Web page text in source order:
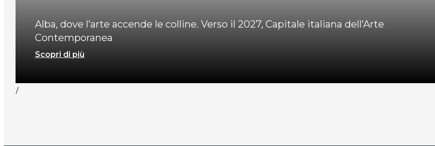
Alba, dove l’arte accende le colline. Verso il 2027, Capitale italiana dell’Arte
Contemporanea
Scopri di più
/